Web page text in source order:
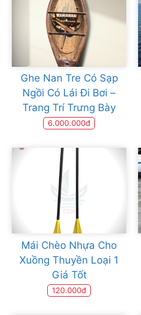
Ghe Nan Tre Có Sạp
Ngồi Có Lái Đi Bơi –
Trang Trí Trưng Bày
6.000.000đ
Mái Chèo Nhựa Cho
Xuồng Thuyền Loại 1
Giá Tốt
120.000đ